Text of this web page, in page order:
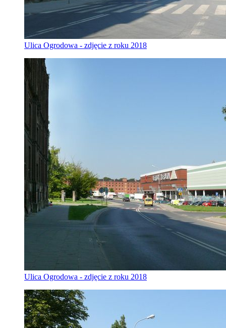
Ulica Ogrodowa - zdjęcie z roku 2018
Ulica Ogrodowa - zdjęcie z roku 2018